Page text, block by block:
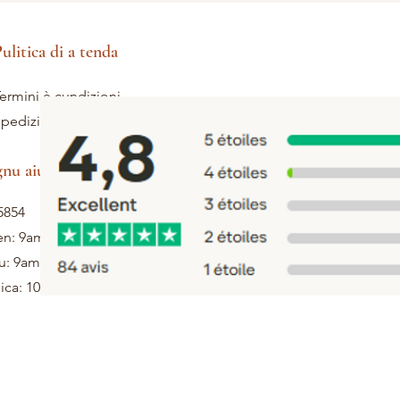
di a tenda
è cundizioni
è ritorni
aiutu
9am - 5pm
9am - 1pm
10h - 12h